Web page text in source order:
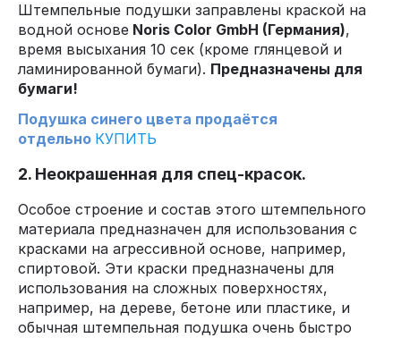
Штемпельные подушки заправлены краской на
водной основе Noris Color GmbH (Германия),
время высыхания 10 сек (кроме глянцевой и
ламинированной бумаги). Предназначены для
бумаги!
Подушка синего цвета продаётся
отдельно КУПИТЬ
2. Неокрашенная для спец-красок.
Особое строение и состав этого штемпельного
материала предназначен для использования с
красками на агрессивной основе, например,
спиртовой. Эти краски предназначены для
использования на сложных поверхностях,
например, на дереве, бетоне или пластике, и
обычная штемпельная подушка очень быстро